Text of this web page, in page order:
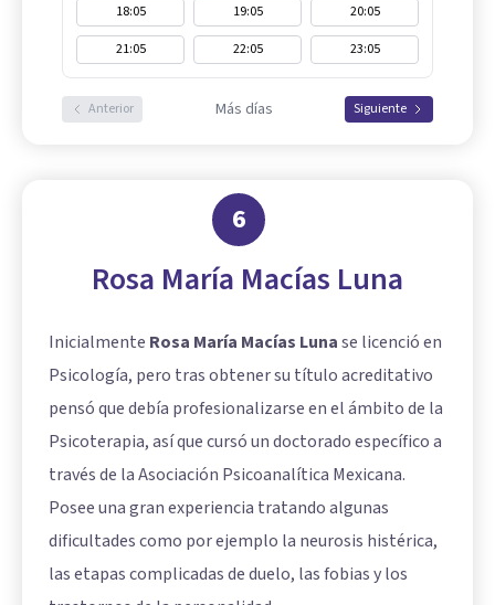
18:05 19:05
20:05
21:05
22:05 23:05
Anterior Más días Siguiente
6
Rosa María Macías Luna
Inicialmente Rosa María Macías Lunase licenció en
Psicología, pero tras obtener su título acreditativo
pensó que debía profesionalizarse en el ámbito de la
Psicoterapia, así que cursó un doctorado específico a
través de la Asociación Psicoanalítica Mexicana.
Posee una gran experiencia tratando algunas
dificultades como por ejemplo la neurosis histérica,
las etapas complicadas de duelo, las fobias y los